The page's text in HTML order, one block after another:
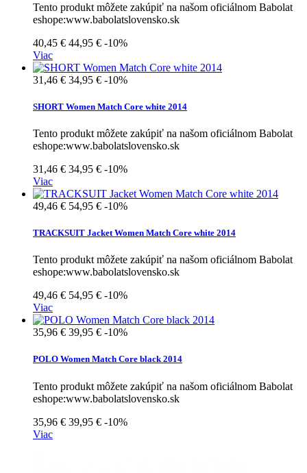
Tento produkt môžete zakúpiť na našom oficiálnom Babolat
eshope:www.babolatslovensko.sk
40,45 € 44,95 € -10%
Viac
31,46 € 34,95 € -10%
SHORT Women Match Core white 2014
Tento produkt môžete zakúpiť na našom oficiálnom Babolat
eshope:www.babolatslovensko.sk
31,46 € 34,95 € -10%
Viac
49,46 € 54,95 € -10%
TRACKSUIT Jacket Women Match Core white 2014
Tento produkt môžete zakúpiť na našom oficiálnom Babolat
eshope:www.babolatslovensko.sk
49,46 € 54,95 € -10%
Viac
35,96 € 39,95 € -10%
POLO Women Match Core black 2014
Tento produkt môžete zakúpiť na našom oficiálnom Babolat
eshope:www.babolatslovensko.sk
35,96 € 39,95 € -10%
Viac